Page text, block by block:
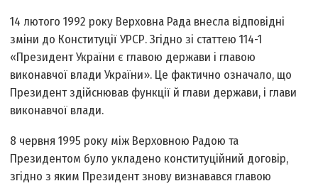
14 лютого 1992 року Верховна Рада внесла відповідні
зміни до Конституції УРСР. Згідно зі статтею 114-1
«Президент України є главою держави і главою
виконавчої влади України». Це фактично означало, що
Президент здійснював функції й глави держави, і глави
виконавчої влади.
8 червня 1995 року між Верховною Радою та
Президентом було укладено конституційний договір,
згідно з яким Президент знову визнавався главою